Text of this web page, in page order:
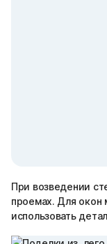
При возведении
проемах. Для окон
использовать